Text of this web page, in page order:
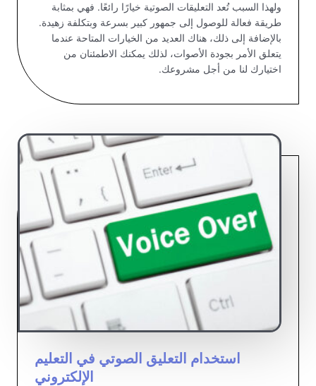
ولهذا السبب تُعد التعليقات الصوتية خيارًا رائعًا. فهي بمثابة
طريقة فعالة للوصول إلى جمهور كبير بسرعة وبتكلفة زهيدة.
بالإضافة إلى ذلك، هناك العديد من الخيارات المتاحة عندما
يتعلق الأمر بجودة الأصوات، لذلك يمكنك الاطمئنان من
اختيارك لنا من أجل مشروعك.
استخدام التعليق الصوتي في التعليم
الإلكتروني